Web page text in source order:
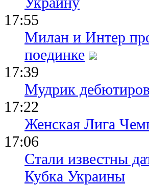
17:55
Милан и Интер
поединке
17:39
Мудрик
17:22
Женская Лига
17:06
Стали известны
Кубка Украины